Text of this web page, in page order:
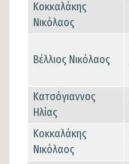
Κοκκαλάκης
Νικόλαος
Βέλλιος Νικόλαος
Κατσόγιαννος
Ηλίας
Κοκκαλάκης
Νικόλαος